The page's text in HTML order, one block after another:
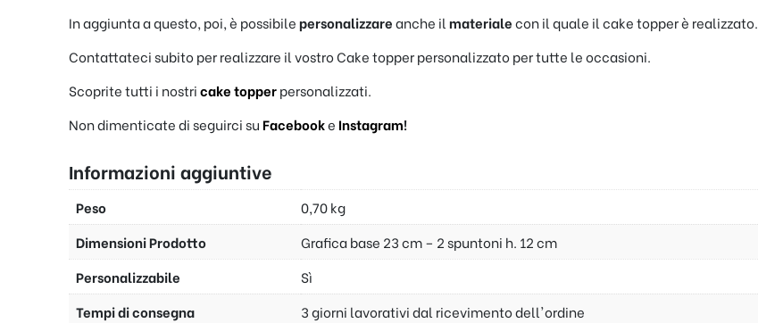
In aggiunta a questo, poi, è possibilepersonalizzareanche il materialecon il quale il cake topper è realizzato.
Contattateci subito per realizzare il vostro Cake topper personalizzato per tutte le occasioni.
Scoprite tutti i nostricake topperpersonalizzati.
Non dimenticate di seguirci suFacebooke Instagram!
Informazioni aggiuntive
Peso
0,70 kg
Dimensioni Prodotto
Grafica base 23 cm – 2 spuntoni h. 12 cm
Personalizzabile
Sì
Tempi di consegna
3 giorni lavorativi dal ricevimento dell'ordine